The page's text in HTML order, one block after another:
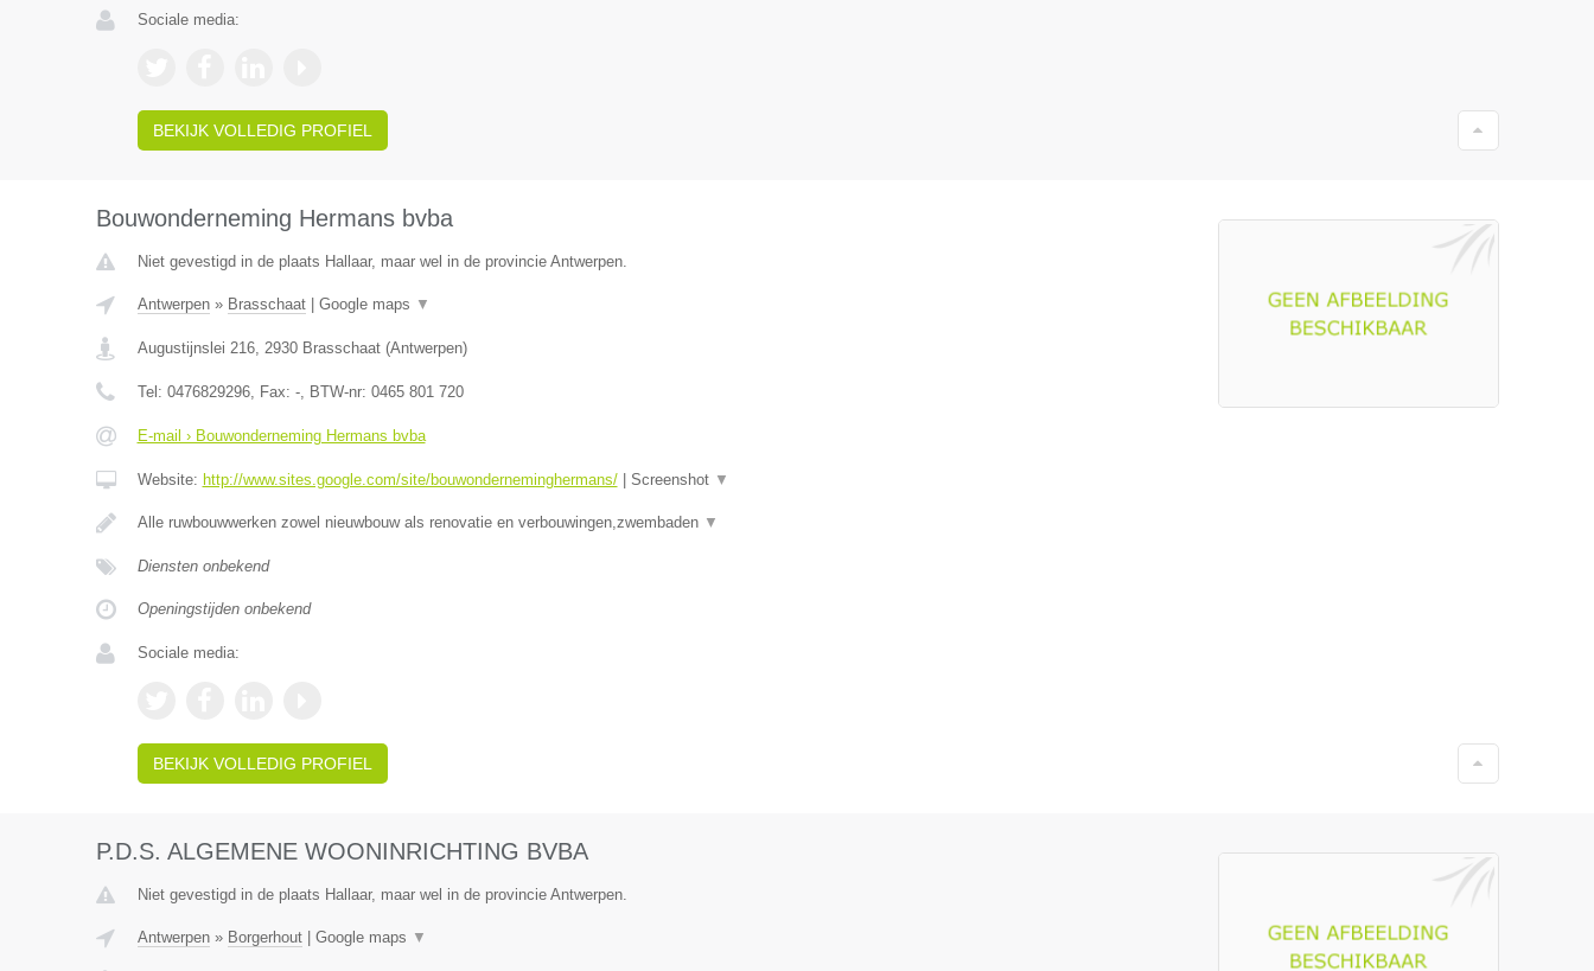
Sociale media:
BEKIJK VOLLEDIG PROFIEL
Bouwonderneming Hermans bvba
Niet gevestigd in de plaats Hallaar, maar wel in de provincie Antwerpen.
Antwerpen» Brasschaat| Google maps ▼
Augustijnslei 216, 2930 Brasschaat(Antwerpen)
Tel: 0476829296, Fax: -, BTW-nr: 0465 801 720
E-mail › Bouwonderneming Hermans bvba
Website: http://www.sites.google.com/site/bouwonderneminghermans/| Screenshot ▼
Alle ruwbouwwerken zowel nieuwbouw als renovatie en verbouwingen,zwembaden ▼
Diensten onbekend
Openingstijden onbekend
Sociale media:
BEKIJK VOLLEDIG PROFIEL
P.D.S. ALGEMENE WOONINRICHTING BVBA
Niet gevestigd in de plaats Hallaar, maar wel in de provincie Antwerpen.
Antwerpen» Borgerhout| Google maps ▼